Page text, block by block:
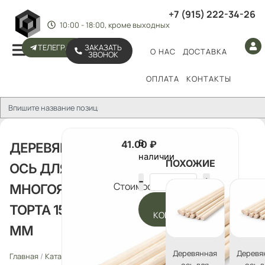
+7 (915) 222-34-26
10:00 - 18:00, кроме выходных
ТЕЛЕГРАМ ЗАКАЗАТЬ
ЗВОНОК О НАС ДОСТАВКА
ОПЛАТА КОНТАКТЫ
ДЕРЕВЯННАЯ
ОСЬ ДЛЯ
МНОГОЯРУСНОГО
ТОРТА 15 СМ D 10
ММ
Главная / Каталог
Деревянные
Стоимость:
41.00₽
В
наличии
КОРЗИНУ
ПОХОЖИЕ
Деревянная